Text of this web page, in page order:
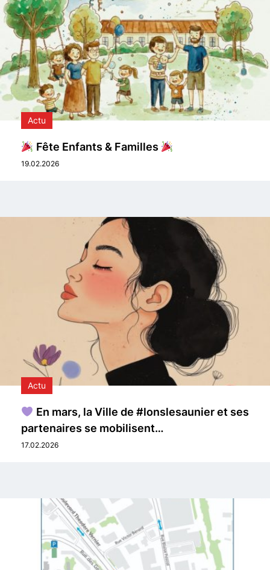
Actu
Fête Enfants & Familles
19.02.2026
Actu
En mars, la Ville de #lonslesaunier et ses
partenaires se mobilisent…
17.02.2026